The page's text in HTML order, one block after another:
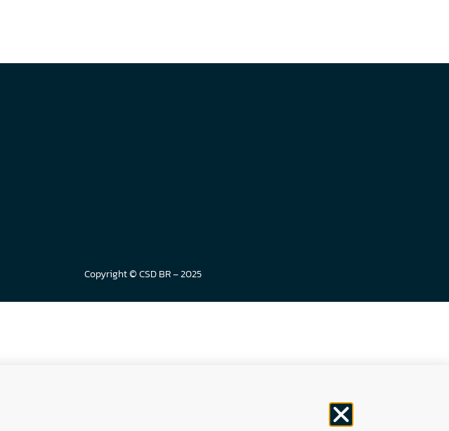
Copyright © CSD BR – 2025